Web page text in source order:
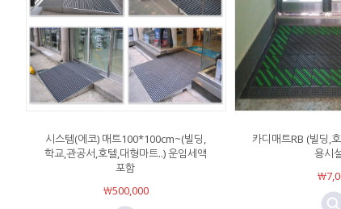
시스템(에코) 매트100*100cm~(빌딩,
학교,관공서,호텔,대형마트..) 운임세액
포함
￦500,000
카디매트RB (빌딩,
용시
￦